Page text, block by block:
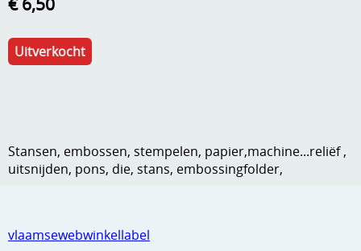
Handige extra's
Hechtingsmaterialen
Knipvellen
Merken
vlaamsewebwinkellabel
Uitverkocht
Stansen, embossen, stempelen, papier,machine...reliëf ,
uitsnijden, pons, die, stans, embossingfolder,